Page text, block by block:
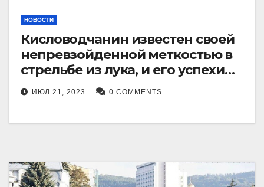
НОВОСТИ
Кисловодчанин известен своей
непревзойденной меткостью в
стрельбе из лука, и его успехи
прославили его в
Ставропольском крае.
ИЮЛ 21, 2023 0 COMMENTS